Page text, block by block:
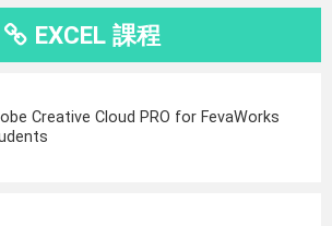
EXCEL 課程
Creative Cloud PRO for FevaWorks